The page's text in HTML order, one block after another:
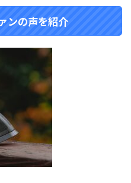
ンの声を紹介